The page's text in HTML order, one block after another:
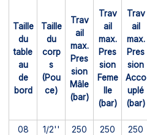
Taille
du
table
au
de
bord
Taille
du
corp
s
(Pou
ce)
Trav
ail
max.
Pres
sion
Mâle
(bar)
Trav
ail
max.
Pres
sion
Feme
lle
(bar)
Trav
ail
max.
Pres
sion
Acco
uplé
(bar)
08 1/2'' 250 250 250